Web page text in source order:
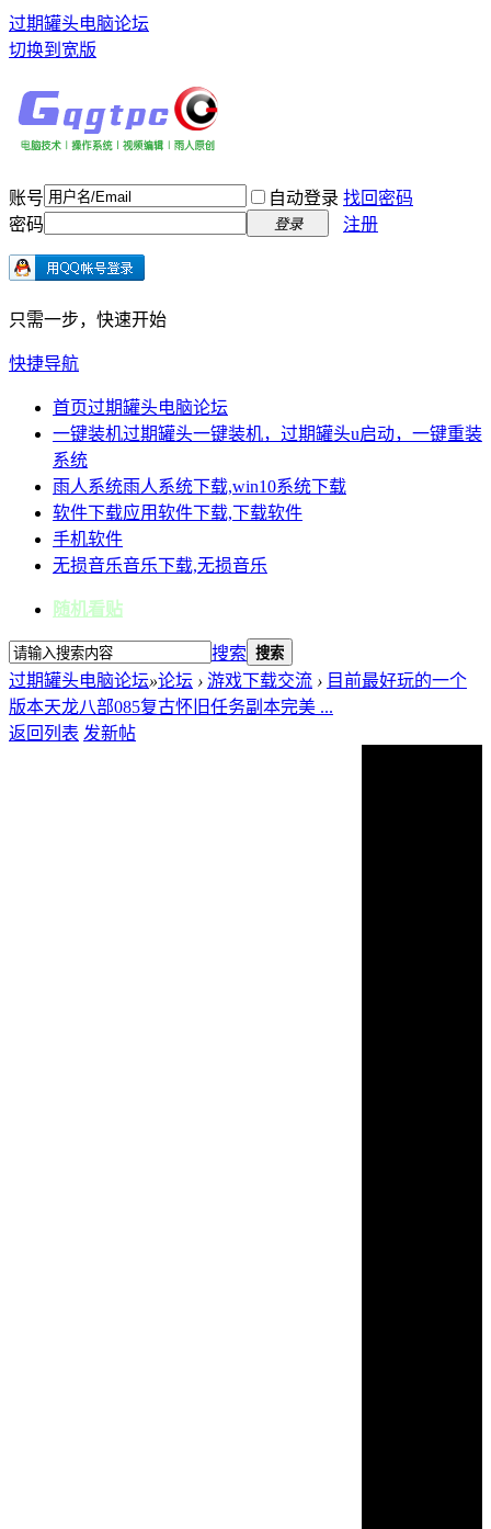
过期罐头电脑论坛
切换到宽版
账号 自动登录 找回密码
密码
登录 注册
只需一步，快速开始
快捷导航
首页过期罐头电脑论坛
一键装机过期罐头一键装机，过期罐头u启动，一键重装
系统
雨人系统雨人系统下载,win10系统下载
软件下载应用软件下载,下载软件
手机软件
无损音乐音乐下载,无损音乐
随机看贴
搜索 搜索
过期罐头电脑论坛»论坛 › 游戏下载交流 › 目前最好玩的一个
版本天龙八部085复古怀旧任务副本完美 ...
返回列表 发新帖